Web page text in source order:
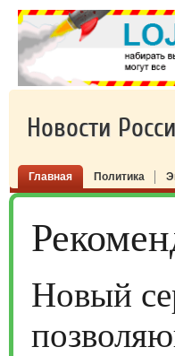
Новости
Главная Политика
Новый